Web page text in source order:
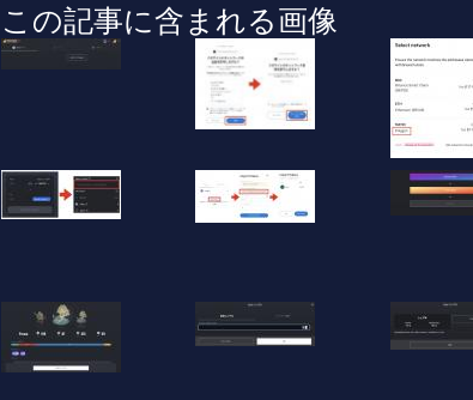
この記事に含まれる画像